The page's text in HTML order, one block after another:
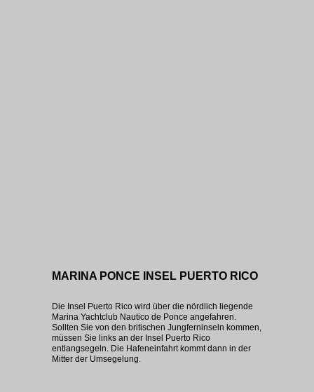
MARINA PONCE INSEL PUERTO RICO
Die Insel Puerto Rico wird über die nördlich liegende
Marina Yachtclub Nautico de Ponce angefahren.
Sollten Sie von den britischen Jungferninseln kommen,
müssen Sie links an der Insel Puerto Rico
entlangsegeln. Die Hafeneinfahrt kommt dann in der
Mitter der Umsegelung.